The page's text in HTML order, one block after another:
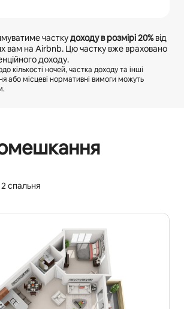
часткудоходу в розмірі20%від
вам на Airbnb. Цю частку вже враховано
доходу.
кількості ночей, частка доходу та інші
або місцеві нормативні вимоги можуть
2 спальня